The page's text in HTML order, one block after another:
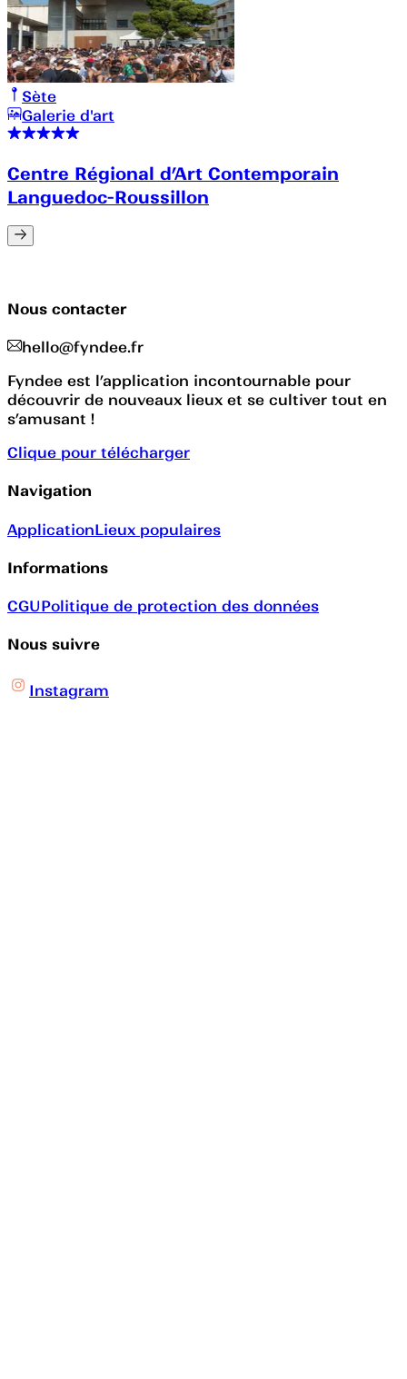
Sète
Galerie d'art
Centre Régional d’Art Contemporain
Languedoc-Roussillon
Nous contacter
hello@fyndee.fr
Fyndee est l’application incontournable pour
découvrir de nouveaux lieux et se cultiver tout en
s’amusant !
Clique pour télécharger
Navigation
ApplicationLieux populaires
Informations
CGUPolitique de protection des données
Nous suivre
Instagram